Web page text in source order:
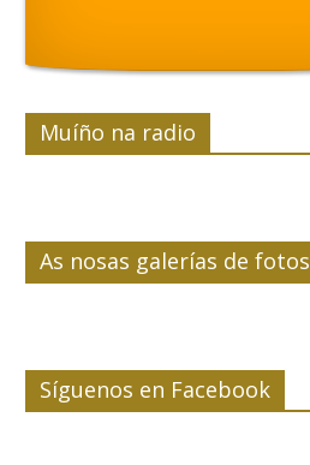
Muíño na radio
As nosas galerías de fotos
Síguenos en Facebook